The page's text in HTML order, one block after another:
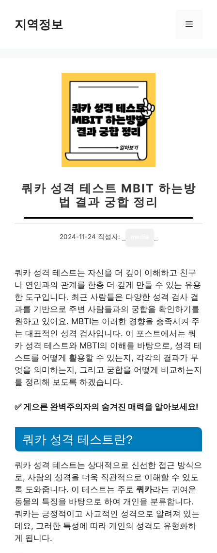
지역정보 메
쿼카 성격 테스트 MBIT 하는방
법 결과 궁합 정리
2024-11-24 작성자:
쿼카 성격 테스트는 자신을 더 깊이 이해하고 친구
나 연인과의 관계를 한층 더 깊게 만들 수 있는 유용
한 도구입니다. 최근 사람들은 다양한 성격 검사 결
과를 기반으로 주변 사람들과의 궁합을 확인하기를
원하고 있어요. MBTI는 이러한 경향을 충족시켜 주
는 대표적인 성격 검사입니다. 이 포스트에서는 쿼
카 성격 테스트와 MBTI의 이해를 바탕으로, 성격 테
스트를 어떻게 활용할 수 있는지, 각각의 결과가 무
엇을 의미하는지, 그리고 궁합을 어떻게 비교하는지
를 정리해 보도록 하겠습니다.
✅게으른 완벽주의자의 숨겨진 매력을 알아보세요!
쿼카 성격 테스트란?
쿼카 성격 테스트는 상대적으로 신선한 접근 방식으
로, 사람의 성격을 더욱 직관적으로 이해할 수 있도
록 도와줍니다. 이 테스트는 주로 쿼카라는 귀여운
동물의 특징을 바탕으로 하여 개인을 분류합니다.
쿼카는 긍정적이고 사교적인 성격으로 알려져 있는
데요, 그러한 특성에 따라 개인의 성격도 유형화하
게 됩니다.